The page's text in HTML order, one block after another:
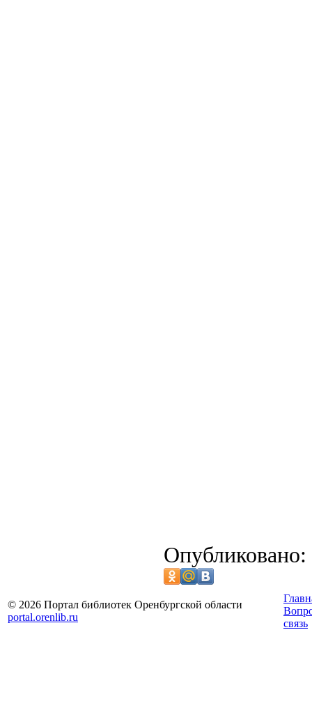
© 2026 Портал библиотек Оренбургской области
portal.orenlib.ru
связь